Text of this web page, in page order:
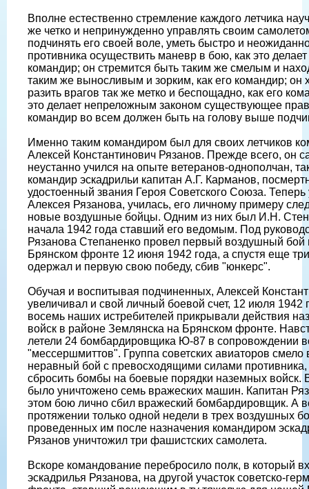
Вполне естественно стремление каждого летчика
же четко и непринужденно управлять своим
подчинять его своей воле, уметь быстро и
противника осуществить маневр в бою, как это делает
командир; он стремится быть таким же смелым и
таким же выносливым и зорким, как его командир; он
разить врагов так же метко и беспощадно, как его
это делает непреложным законом существующее
командир во всем должен быть на голову выше
Именно таким командиром был для своих летчиков
Алексей Константинович Рязанов. Прежде всего, он
неустанно учился на опыте ветеранов-однополчан,
командир эскадрильи капитан А.Г. Карманов,
удостоенный звания Героя Советского Союза. Теперь
Алексея Рязанова, училась, его личному примеру
новые воздушные бойцы. Одним из них был И.Н.
начала 1942 года ставший его ведомым. Под
Рязанова Степаненко провел первый воздушный бой
Брянском фронте 12 июня 1942 года, а спустя еще
одержал и первую свою победу, сбив "юнкерс".
Обучая и воспитывая подчиненных, Алексей
увеличивал и свой личный боевой счет, 12 июля 1942
восемь наших истребителей прикрывали действия
войск в районе Землянска на Брянском фронте.
летели 24 бомбардировщика Ю-87 в сопровождении
"мессершмиттов". Группа советских авиаторов смело
неравный бой с превосходящими силами
сбросить бомбы на боевые порядки наземных войск.
было уничтожено семь вражеских машин. Капитан
этом бою лично сбил вражеский бомбардировщик. А
протяжении только одной недели в трех воздушных
проведенных им после назначения командиром
Рязанов уничтожил три фашистских самолета.
Вскоре командование перебросило полк, в который
эскадрилья Рязанова, на другой участок советско-